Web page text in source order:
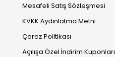
Mesafeli Satış Sözleşmesi
KVKK Aydınlatma Metni
Çerez Politikası
Açılışa Özel İndirim Kuponları